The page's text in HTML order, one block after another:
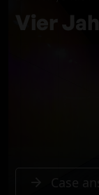
Vier
Case